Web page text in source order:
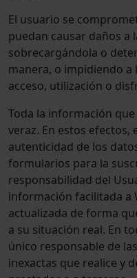
El usuario se
puedan causar daños a
sobrecargándola o
manera, o impidiendo a
acceso, utilización o
Toda la información
veraz. En estos efectos,
autenticidad de los
formularios para la
responsabilidad del
información facilitada a
actualizada de forma
a su situación real. En
único responsable de
inexactas que realice y